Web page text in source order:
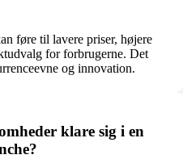
føre til lavere priser, højere
for forbrugerne. Det
og innovation.
klare sig i en